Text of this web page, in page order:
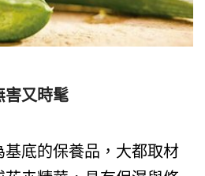
又時髦
底的保養品，大都取材